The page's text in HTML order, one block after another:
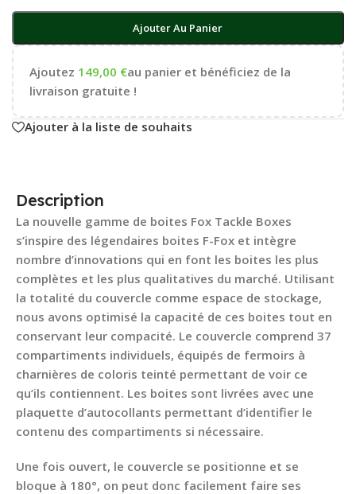
Ajouter Au Panier
Ajoutez 149,00 €au panier et bénéficiez de la
livraison gratuite !
Ajouter à la liste de souhaits
Description
La nouvelle gamme de boites Fox Tackle Boxes
s’inspire des légendaires boites F-Fox et intègre
nombre d’innovations qui en font les boites les plus
complètes et les plus qualitatives du marché. Utilisant
la totalité du couvercle comme espace de stockage,
nous avons optimisé la capacité de ces boites tout en
conservant leur compacité. Le couvercle comprend 37
compartiments individuels, équipés de fermoirs à
charnières de coloris teinté permettant de voir ce
qu’ils contiennent. Les boites sont livrées avec une
plaquette d’autocollants permettant d’identifier le
contenu des compartiments si nécessaire.
Une fois ouvert, le couvercle se positionne et se
bloque à 180°, on peut donc facilement faire ses